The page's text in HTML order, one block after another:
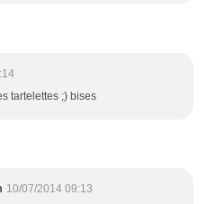
tartelettes ;) bises
10/07/2014 09:13